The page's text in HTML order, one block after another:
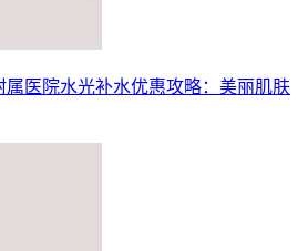
属医院水光补水优惠攻略：美丽肌肤